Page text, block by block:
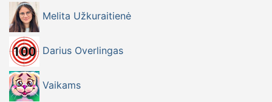
Melita Užkuraitienė
Darius Overlingas
Vaikams